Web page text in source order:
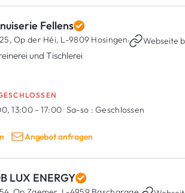
Fellens
25, Op der Héi, L-9809 Hosingen· Webseite
und Tischlerei
13:00 - 17:00·Sa-so : Geschlossen
Angebot anfragen
LUX ENERGY